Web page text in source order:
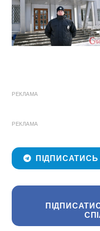
РЕКЛАМА
РЕКЛАМА
ПІДПИСАТИСЬ